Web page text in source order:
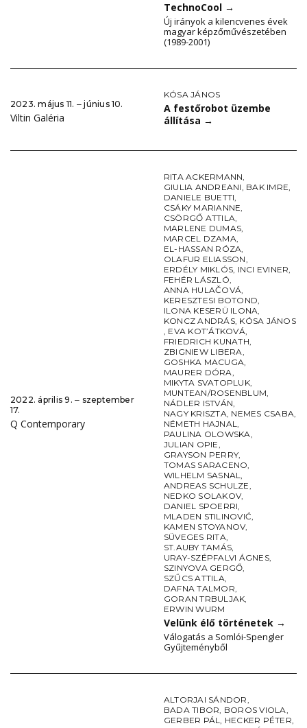
TechnoCool →
Új irányok a kilencvenes évek
magyar képzőművészetében
(1989-2001)
2023. május 11. ‒ június 10.
Viltin Galéria
KÓSA JÁNOS
A festőrobot üzembe
állítása →
2022. április 9. ‒ szeptember
17.
Q Contemporary
RITA ACKERMANN,
GIULIA ANDREANI, BAK IMRE,
DANIELE BUETTI,
CSÁKY MARIANNE,
CSÖRGŐ ATTILA,
MARLENE DUMAS,
MARCEL DZAMA,
EL-HASSAN RÓZA,
OLAFUR ELIASSON,
ERDÉLY MIKLÓS, INCI EVINER,
FEHÉR LÁSZLÓ,
ANNA HULAČOVÁ,
KERESZTESI BOTOND,
ILONA KESERÜ ILONA,
KONCZ ANDRÁS, KÓSA JÁNOS
, EVA KOT’ÁTKOVÁ,
FRIEDRICH KUNATH,
ZBIGNIEW LIBERA,
GOSHKA MACUGA,
MAURER DÓRA,
MIKYTA SVATOPLUK,
MUNTEAN/ROSENBLUM,
NÁDLER ISTVÁN,
NAGY KRISZTA, NEMES CSABA,
NÉMETH HAJNAL,
PAULINA OLOWSKA,
JULIAN OPIE,
GRAYSON PERRY,
TOMAS SARACENO,
WILHELM SASNAL,
ANDREAS SCHULZE,
NEDKO SOLAKOV,
DANIEL SPOERRI,
MLADEN STILINOVIĆ,
KAMEN STOYANOV,
SÜVEGES RITA,
ST.AUBY TAMÁS,
URAY-SZÉPFALVI ÁGNES,
SZINYOVA GERGŐ,
SZŰCS ATTILA,
DAFNA TALMOR,
GORAN TRBULJAK,
ERWIN WURM
Velünk élő történetek →
Válogatás a Somlói-Spengler
Gyűjteményből
ALTORJAI SÁNDOR,
BADA TIBOR, BOROS VIOLA,
GERBER PÁL, HECKER PÉTER,